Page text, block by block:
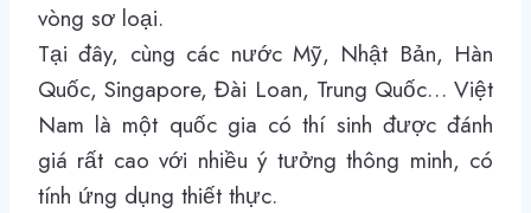
vòng sơ loại.
Tại đây, cùng các nước Mỹ, Nhật Bản, Hàn
Quốc, Singapore, Đài Loan, Trung Quốc… Việt
Nam là một quốc gia có thí sinh được đánh
giá rất cao với nhiều ý tưởng thông minh, có
tính ứng dụng thiết thực.